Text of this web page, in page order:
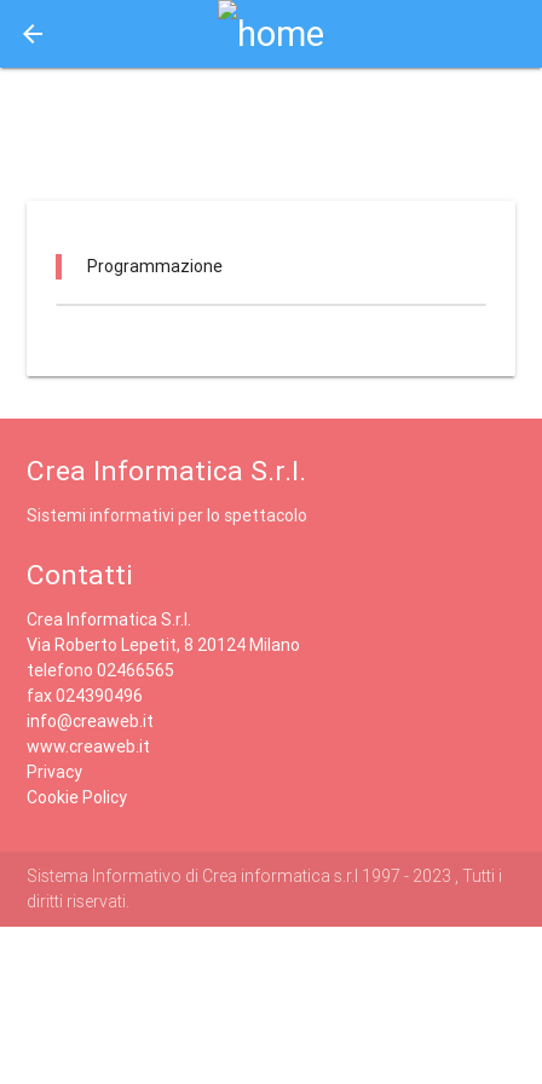
arrow_back
Programmazione
Crea Informatica S.r.l.
Sistemi informativi per lo spettacolo
Contatti
Crea Informatica S.r.l.
Via Roberto Lepetit, 8 20124 Milano
telefono 02466565
fax 024390496
info@creaweb.it
www.creaweb.it
Privacy
Cookie Policy
Sistema Informativo di Crea informatica s.r.l 1997 - 2023 , Tutti i
diritti riservati.